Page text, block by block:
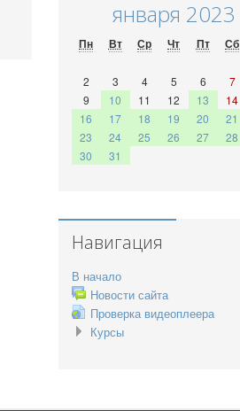
января 2023
Пн Вт Ср Чт Пт Сб
2
3 4 5 6 7
9
10 11 12 13 14
16
17 18 19 20 21
23
24 25 26 27 28
30
31
Навигация
В начало
Новости сайта
Проверка видеоплеера
Курсы